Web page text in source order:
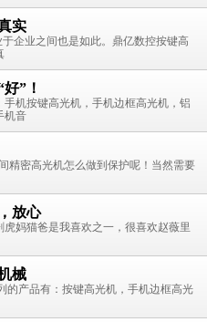
实
企业之间也是如此。鼎亿数控按键高
”！
机按键高光机，手机边框高光机，铝
机音
精密高光机怎么做到保护呢！当然需要
放心
妈猫爸是我喜欢之一，很喜欢赵薇里
械
的产品有：按键高光机，手机边框高光